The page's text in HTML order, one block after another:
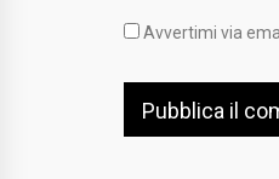
Avvertimi via